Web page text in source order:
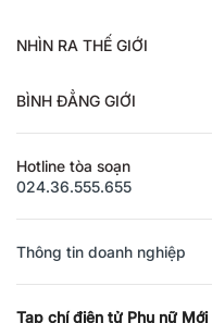
NHÌN RA THẾ GIỚI
BÌNH ĐẲNG GIỚI
Hotline tòa soạn
024.36.555.655
Thông tin doanh nghiệp
Tạp chí điện tử Phụ nữ Mới